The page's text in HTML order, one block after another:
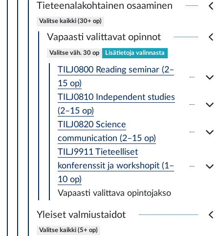
Tieteenalakohtainen osaaminen
Valitse kaikki (30+ op)
Vapaasti valittavat opinnot
Valitse väh. 30 op Lisätietoja valinnasta
TILJ0800 Reading seminar (2–
15 op)
TILJ0810 Independent studies
(2–15 op)
TILJ0820 Science
communication (2–15 op)
TILJ9911 Tieteelliset
konferenssit ja workshopit (1–
10 op)
Vapaasti valittava opintojakso
Yleiset valmiustaidot
Valitse kaikki (5+ op)